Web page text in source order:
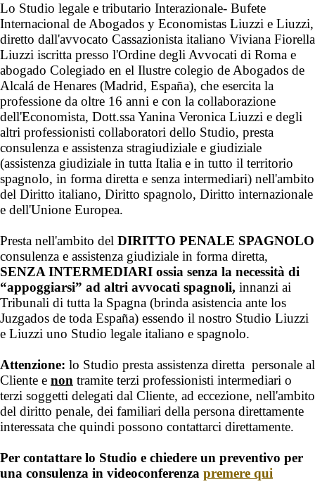
Lo Studio legale e tributario Interazionale- Bufete
Internacional de Abogados y Economistas Liuzzi e Liuzzi,
diretto dall'avvocato Cassazionista italiano Viviana Fiorella
Liuzzi iscritta presso l'Ordine degli Avvocati di Roma e
abogado Colegiado en el Ilustre colegio de Abogados de
Alcalá de Henares (Madrid, España), che esercita la
professione da oltre 16 anni e con la collaborazione
dell'Economista, Dott.ssa Yanina Veronica Liuzzi e degli
altri professionisti collaboratori dello Studio, presta
consulenza e assistenza stragiudiziale e giudiziale
(assistenza giudiziale in tutta Italia e in tutto il territorio
spagnolo, in forma diretta e senza intermediari) nell'ambito
del Diritto italiano, Diritto spagnolo, Diritto internazionale
e dell'Unione Europea.
Presta nell'ambito del DIRITTO PENALE SPAGNOLO
consulenza e assistenza giudiziale in forma diretta,
SENZA INTERMEDIARI ossia senza la necessità di
“appoggiarsi” ad altri avvocati spagnoli, innanzi ai
Tribunali di tutta la Spagna (brinda asistencia ante los
Juzgados de toda España) essendo il nostro Studio Liuzzi
e Liuzzi uno Studio legale italiano e spagnolo.
Attenzione: lo Studio presta assistenza diretta personale al
Cliente e non tramite terzi professionisti intermediari o
terzi soggetti delegati dal Cliente, ad eccezione, nell'ambito
del diritto penale, dei familiari della persona direttamente
interessata che quindi possono contattarci direttamente.
Per contattare lo Studio e chiedere un preventivo per
una consulenza in videoconferenza premere qui